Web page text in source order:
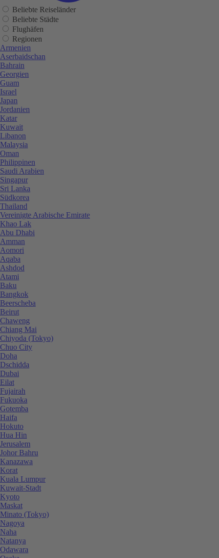
Beliebte Reiseländer
Beliebte Städte
Flughäfen
Regionen
Armenien
Aserbaidschan
Bahrain
Georgien
Guam
Israel
Japan
Jordanien
Katar
Kuwait
Libanon
Malaysia
Oman
Philippinen
Saudi Arabien
Singapur
Sri Lanka
Südkorea
Thailand
Vereinigte Arabische Emirate
Khao Lak
Abu Dhabi
Amman
Aomori
Aqaba
Ashdod
Atami
Baku
Bangkok
Beerscheba
Beirut
Chaweng
Chiang Mai
Chiyoda (Tokyo)
Chuo City
Doha
Dschidda
Dubai
Eilat
Fujairah
Fukuoka
Gotemba
Haifa
Hokuto
Hua Hin
Jerusalem
Johor Bahru
Kanazawa
Korat
Kuala Lumpur
Kuwait-Stadt
Kyoto
Maskat
Minato (Tokyo)
Nagoya
Naha
Natanya
Odawara